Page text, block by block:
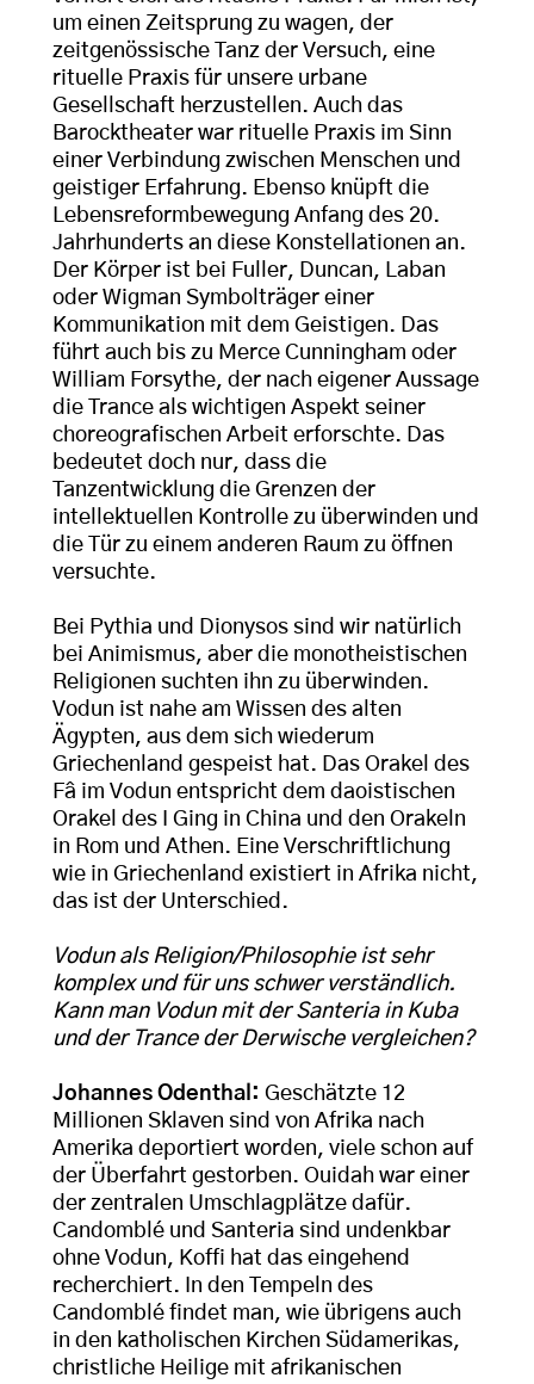
um einen Zeitsprung zu wagen, der
zeitgenössische Tanz der Versuch, eine
rituelle Praxis für unsere urbane
Gesellschaft herzustellen. Auch das
Barocktheater war rituelle Praxis im Sinn
einer Verbindung zwischen Menschen und
geistiger Erfahrung. Ebenso knüpft die
Lebensreformbewegung Anfang des 20.
Jahrhunderts an diese Konstellationen an.
Der Körper ist bei Fuller, Duncan, Laban
oder Wigman Symbolträger einer
Kommunikation mit dem Geistigen. Das
führt auch bis zu Merce Cunningham oder
William Forsythe, der nach eigener Aussage
die Trance als wichtigen Aspekt seiner
choreografischen Arbeit erforschte. Das
bedeutet doch nur, dass die
Tanzentwicklung die Grenzen der
intellektuellen Kontrolle zu überwinden und
die Tür zu einem anderen Raum zu öffnen
versuchte.
Bei Pythia und Dionysos sind wir natürlich
bei Animismus, aber die monotheistischen
Religionen suchten ihn zu überwinden.
Vodun ist nahe am Wissen des alten
Ägypten, aus dem sich wiederum
Griechenland gespeist hat. Das Orakel des
Fâ im Vodun entspricht dem daoistischen
Orakel des I Ging in China und den Orakeln
in Rom und Athen. Eine Verschriftlichung
wie in Griechenland existiert in Afrika nicht,
das ist der Unterschied.
Vodun als Religion/Philosophie ist sehr
komplex und für uns schwer verständlich.
Kann man Vodun mit der Santeria in Kuba
und der Trance der Derwische vergleichen?
Johannes Odenthal: Geschätzte 12
Millionen Sklaven sind von Afrika nach
Amerika deportiert worden, viele schon auf
der Überfahrt gestorben. Ouidah war einer
der zentralen Umschlagplätze dafür.
Candomblé und Santeria sind undenkbar
ohne Vodun, Koffi hat das eingehend
recherchiert. In den Tempeln des
Candomblé findet man, wie übrigens auch
in den katholischen Kirchen Südamerikas,
christliche Heilige mit afrikanischen